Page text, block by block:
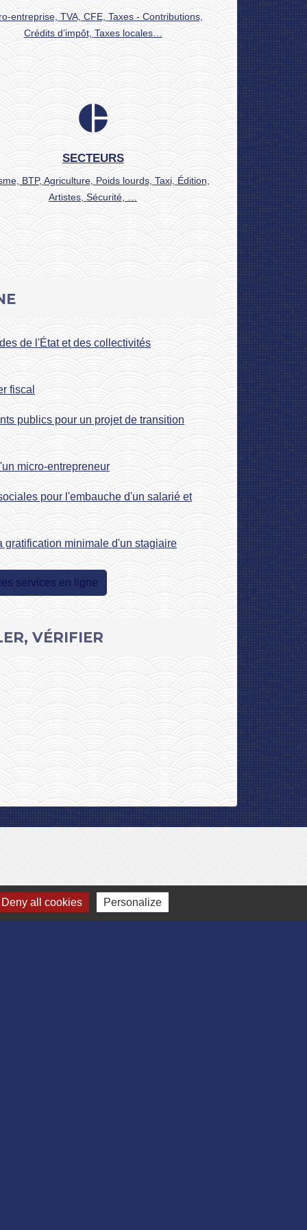
entreprise, TVA, CFE, Taxes - Contributions,
Crédits d’impôt, Taxes locales…
pie_chart
SECTEURS
BTP, Agriculture, Poids lourds, Taxi, Édition,
Artistes,Sécurité, …
de l'État et des collectivités
fiscal
publics pour un projet de transition
micro-entrepreneur
pour l'embauche d'un salarié et
gratification minimale d'un stagiaire
services en ligne
VÉRIFIER
Deny all cookies Personalize